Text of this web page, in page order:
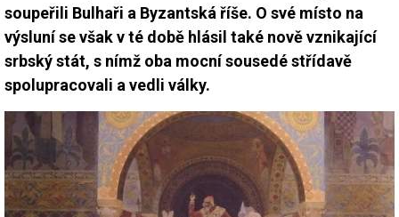
soupeřili Bulhaři a Byzantská říše. O své místo na
výsluní se však v té době hlásil také nově vznikající
srbský stát, s nímž oba mocní sousedé střídavě
spolupracovali a vedli války.